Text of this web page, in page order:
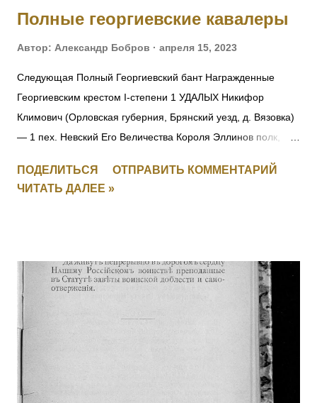
Полные георгиевские кавалеры
Автор: Александр Бобров апреля 15, 2023
Следующая Полный Георгиевский бант Награжденные
Георгиевским крестом I-степени 1 УДАЛЫХ Никифор
Климович (Орловская губерния, Брянский уезд, д. Вязовка)
— 1 пех. Невский Его Величества Короля Эллинов полк,
полка в Восточной Пруссии в середине августа 1914 г.
зарыл полковое знамя, дабы оно не досталось врагу.
Императором в Царском Селе (в Александровском дворце)
12 ноября 1914 г. Получил также золотые часы с
Государственным гербом и цепочкой. 25.02.1915 при д.
Березины, получив ранение, был эвакуирован в госпиталь и
больше в полк не возвращался. Произведен в прапорщики.
На август 1916 года находился в 188-м пех. запасном
полку. Имеет кресты 2 ст. No 446, 3 ст. № 17033 и 4 ст. №
ПОДЕЛИТЬСЯ
ОТПРАВИТЬ КОММЕНТАРИЙ
ЧИТАТЬ ДАЛЕЕ »